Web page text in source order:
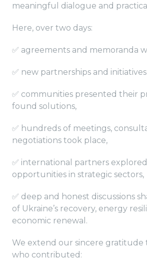
meaningful dialogue and
Here, over two days:
✅ agreements and memoranda
✅ new partnerships and
✅ communities presented their
found solutions,
✅ hundreds of meetings,
negotiations took place,
✅ international partners
opportunities in strategic sectors,
✅ deep and honest discussions
of Ukraine’s recovery, energy
economic renewal.
We extend our sincere gratitude
who contributed: